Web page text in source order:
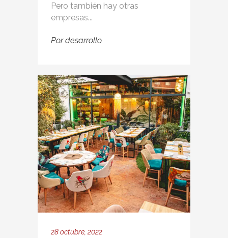
Pero también hay otras
empresas...
Por desarrollo
28 octubre, 2022